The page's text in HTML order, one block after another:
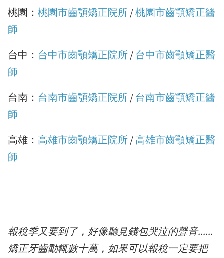
桃園： 桃園市齒顎矯正院所 /桃園市齒顎矯正醫
師
台中： 台中市齒顎矯正院所 / 台中市齒顎矯正醫
師
台南： 台南市齒顎矯正院所 / 台南市齒顎矯正醫
師
高雄： 高雄市齒顎矯正院所 / 高雄市齒顎矯正醫
師
報稅季又要到了，好像聽見錢包哭泣的聲音......
矯正牙齒動輒數十萬，如果可以報稅一定要把